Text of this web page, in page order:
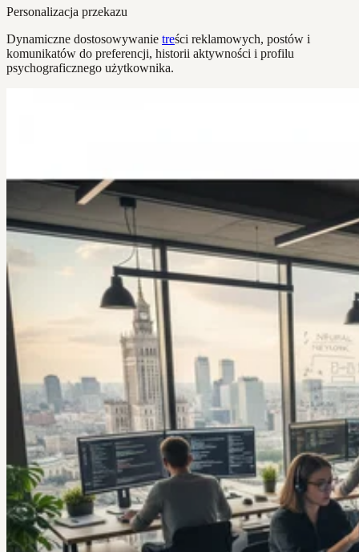
Personalizacja przekazu
Dynamiczne dostosowywanie treści reklamowych, postów i
komunikatów do preferencji, historii aktywności i profilu
psychograficznego użytkownika.